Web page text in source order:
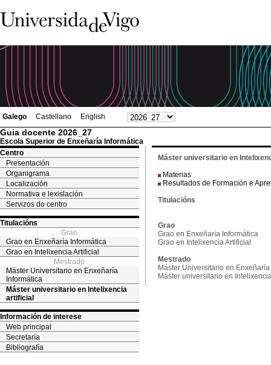
Galego Castellano English
Guia docente 2026_27
Escola Superior de Enxeñaría Informática
Centro
Presentación
Organigrama
Localización
Normativa e lexislación
Servizos do centro
Titulacións
Grao
Grao en Enxeñaría Informática
Grao en Intelixencia Artificial
Mestrado
Máster Universitario en Enxeñaría
Informática
Máster universitario en Intelixencia
artificial
Información de interese
Web principal
Secretaría
Bibliografía
Máster universitario en
Materias
Resultados de Formación e
Titulacións
Grao
Grao en Enxeñaría Informática
Grao en Intelixencia Artificial
Mestrado
Máster Universitario en
Máster universitario en